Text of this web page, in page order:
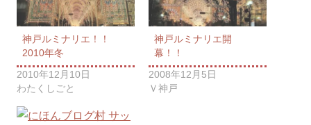
神戸ルミナリエ！！
2010年冬
2010年12月10日
わたくしごと
神戸ルミナリエ開
幕！！
2008年12月5日
Ｖ神戸